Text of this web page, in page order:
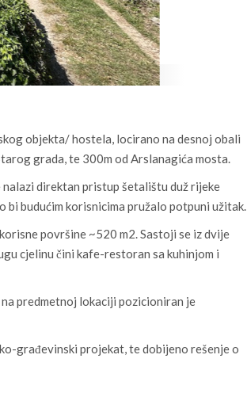
objekta/ hostela, locirano na desnoj obali
grada, te 300m od Arslanagića mosta.
direktan pristup šetalištu duž rijeke
bi budućim korisnicima pružalo potpuni užitak.
površine ~520 m2. Sastoji se iz dvije
cjelinu čini kafe-restoran sa kuhinjom i
predmetnoj lokaciji pozicioniran je
građevinski projekat, te dobijeno rešenje o